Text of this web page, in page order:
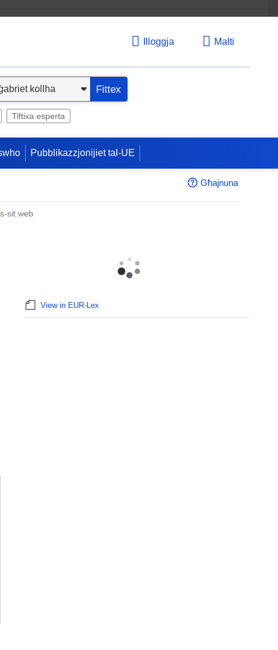
Illoggja Malti
Fittex
Tiftixa esperta
Pubblikazzjonijiet tal-UE
Għajnuna
sit web
View in EUR-Lex